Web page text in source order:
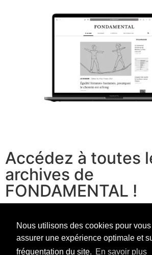
Nous utilisons des cookies pour vous
assurer une expérience optimale et
fréquentation du site. En savoir plus
Accédez à toutes
archives de
FONDAMENTAL !